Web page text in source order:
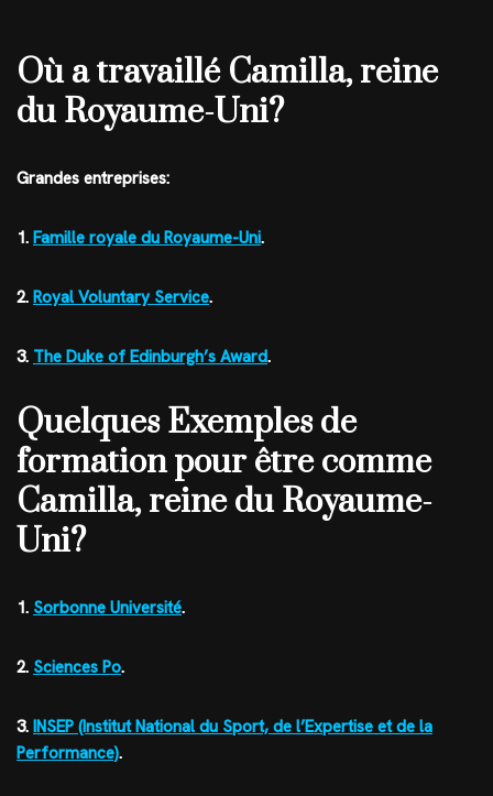
Où a travaillé Camilla, reine
du Royaume-Uni?
Grandes entreprises:
1. Famille royale du Royaume-Uni.
2. Royal Voluntary Service.
3. The Duke of Edinburgh’s Award.
Quelques Exemples de
formation pour être comme
Camilla, reine du Royaume-
Uni?
1. Sorbonne Université.
2. Sciences Po.
3. INSEP (Institut National du Sport, de l’Expertise et de la
Performance).